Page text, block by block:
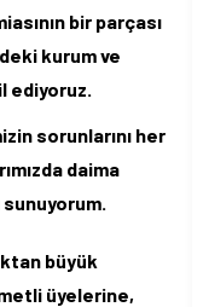
bir parçası
kurum ve
ediyoruz.
sorunlarını her
daima
sunuyorum.
büyük
üyelerine,